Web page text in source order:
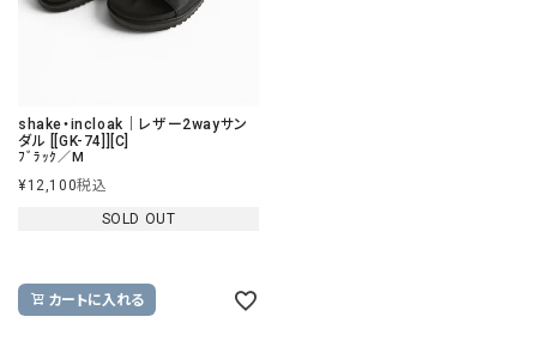
shake・incloak｜レザー2wayサン
ダル [[GK-74]][C]
ﾌﾞﾗｯｸ／M
¥12,100税込
SOLD OUT
カートに入れる